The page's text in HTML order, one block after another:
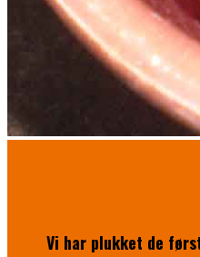
Vi har plukket de